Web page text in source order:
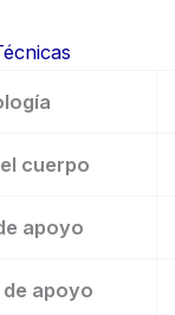
cuerpo
apoyo
apoyo